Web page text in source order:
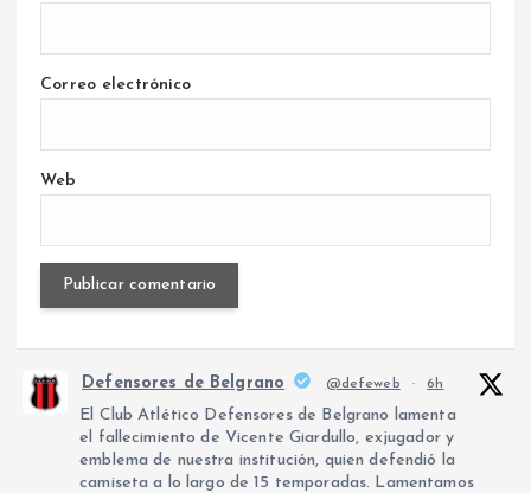
Correo electrónico
Web
Defensores de Belgrano @defeweb · 6h
El Club Atlético Defensores de Belgrano lamenta
el fallecimiento de Vicente Giardullo, exjugador y
emblema de nuestra institución, quien defendió la
camiseta a lo largo de 15 temporadas. Lamentamos